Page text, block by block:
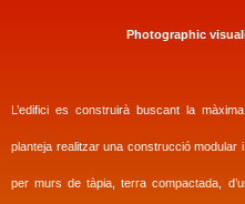
Photographic
L’edifici es construirà buscant la
planteja realitzar una construcció modular
per murs de tàpia, terra compactada,